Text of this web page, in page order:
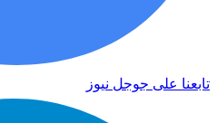
تابعنا على جوجل نيوز